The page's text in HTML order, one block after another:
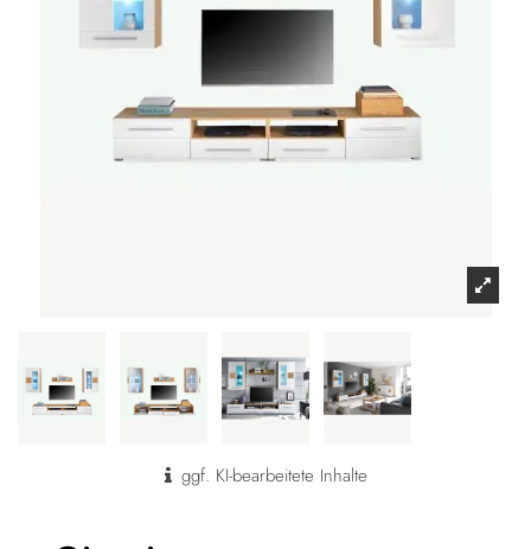
ggf. KI-bearbeitete Inhalte